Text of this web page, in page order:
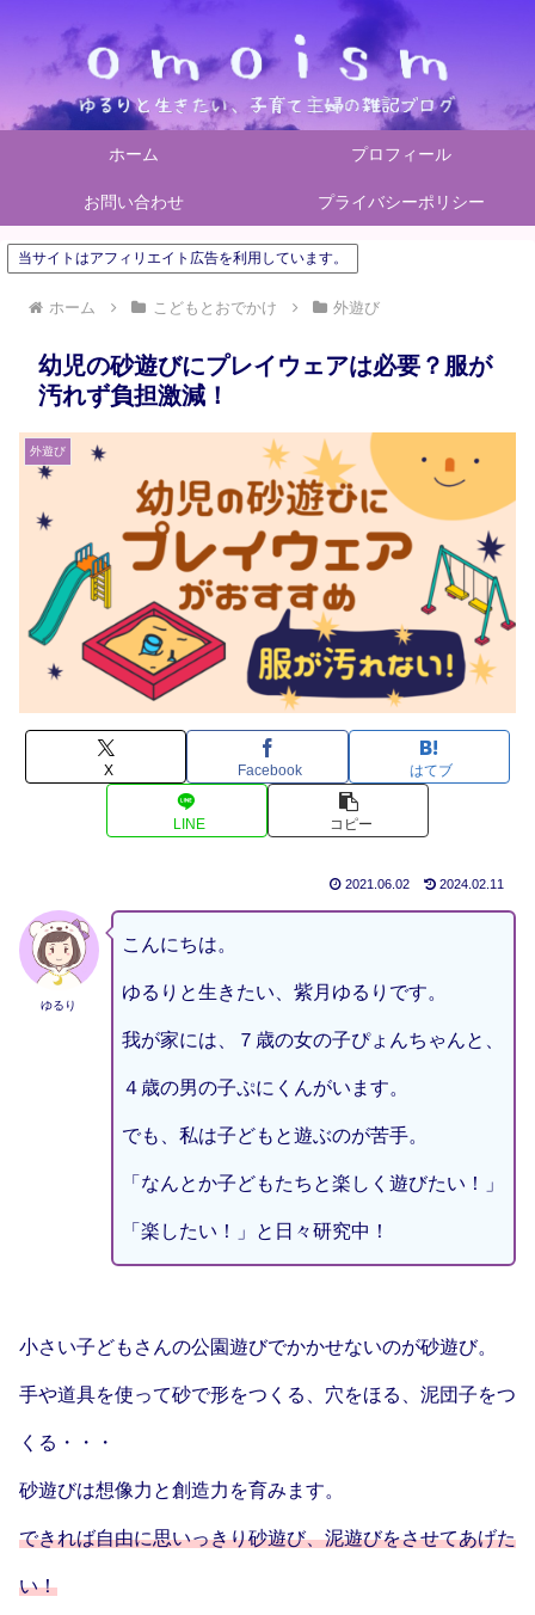
ホーム プロフィール
お問い合わせ プライバシーポリシー
当サイトはアフィリエイト広告を利用しています。
ホーム こどもとおでかけ 外遊び
幼児の砂遊びにプレイウェアは必要？服が
汚れず負担激減！
外遊び
X Facebook はてブ
LINE コピー
2021.06.02 2024.02.11
ゆるり
こんにちは。
ゆるりと生きたい、紫月ゆるりです。
我が家には、７歳の女の子ぴょんちゃんと、
４歳の男の子ぷにくんがいます。
でも、私は子どもと遊ぶのが苦手。
「なんとか子どもたちと楽しく遊びたい！」
「楽したい！」と日々研究中！
小さい子どもさんの公園遊びでかかせないのが砂遊び。
手や道具を使って砂で形をつくる、穴をほる、泥団子をつ
くる・・・
砂遊びは想像力と創造力を育みます。
できれば自由に思いっきり砂遊び、泥遊びをさせてあげた
い！